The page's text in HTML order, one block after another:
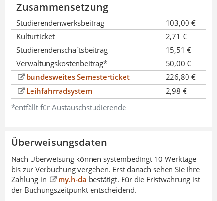
Zusammensetzung
*entfällt für Austauschstudierende
Studierendenwerksbeitrag
103,00 €
Kulturticket
2,71 €
Studierendenschaftsbeitrag
15,51 €
Verwaltungskostenbeitrag*
50,00 €
bundesweites Semesterticket
226,80 €
Leihfahrradsystem
2,98 €
Überweisungsdaten
Nach Überweisung können systembedingt 10 Werktage
bis zur Verbuchung vergehen. Erst danach sehen Sie Ihre
Zahlung in
my.h-da bestätigt. Für die Fristwahrung ist
der Buchungszeitpunkt entscheidend.